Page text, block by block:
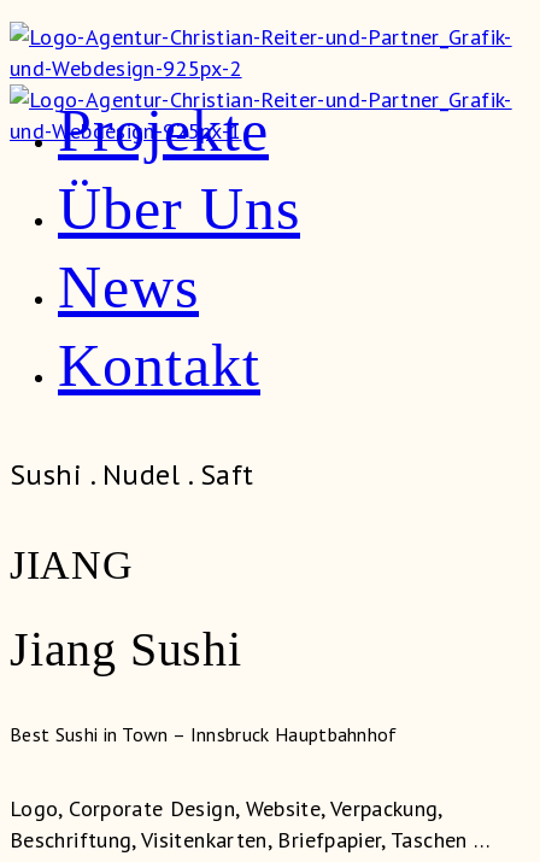
Projekte
Über Uns
News
Kontakt
Sushi . Nudel . Saft
JIANG
Jiang Sushi
Best Sushi in Town – Innsbruck Hauptbahnhof
Logo, Corporate Design, Website, Verpackung,
Beschriftung, Visitenkarten, Briefpapier, Taschen …